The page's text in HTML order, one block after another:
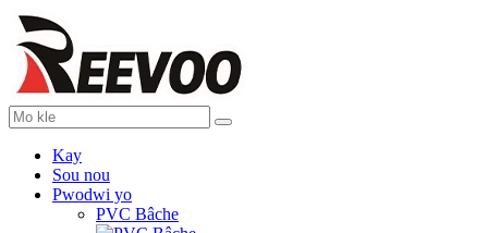
Kay
Sou nou
Pwodwi yo
PVC Bâche